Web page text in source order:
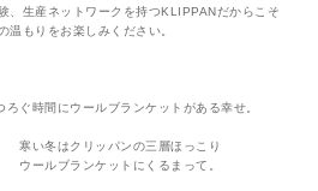
、生産ネットワークを持つKLIPPANだからこそ
温もりをお楽しみください。
ろぐ時間にウールブランケットがある幸せ。
寒い冬はクリッパンの三層ほっこり
ウールブランケットにくるまって。